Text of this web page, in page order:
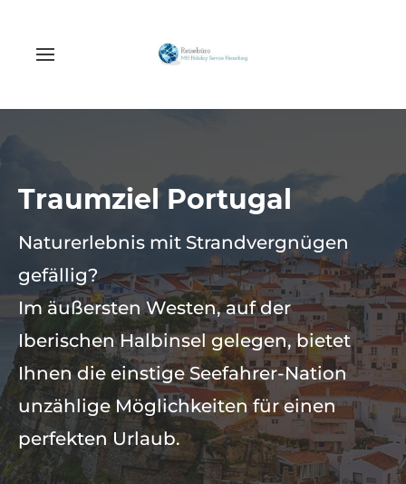
Traumziel Portugal
Naturerlebnis mit Strandvergnügen
gefällig?
Im äußersten Westen, auf der
Iberischen Halbinsel gelegen, bietet
Ihnen die einstige Seefahrer-Nation
unzählige Möglichkeiten für einen
perfekten Urlaub.